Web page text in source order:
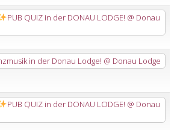
PUB QUIZ in der DONAU LODGE! @ Donau
in der Donau Lodge! @ Donau Lodge
PUB QUIZ in der DONAU LODGE! @ Donau